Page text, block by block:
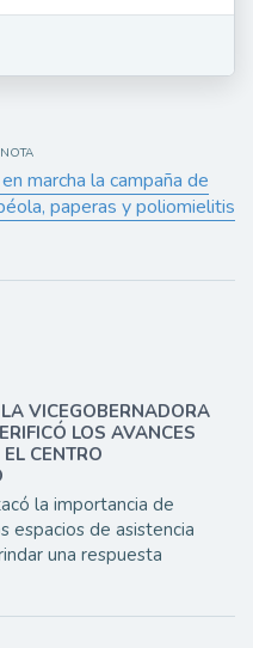
marcha la campaña de
paperas y poliomielitis
VICEGOBERNADORA
LOS AVANCES
CENTRO
la importancia de
espacios de asistencia
una respuesta